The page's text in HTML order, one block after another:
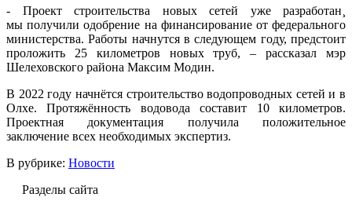
- Проект строительства новых сетей уже разработан¸
мы получили одобрение на финансирование от федерального
министерства. Работы начнутся в следующем году, предстоит
проложить 25 километров новых труб, – рассказал мэр
Шелеховского района Максим Модин.
В 2022 году начнётся строительство водопроводных сетей и в
Олхе. Протяжённость водовода составит 10 километров.
Проектная документация получила положительное
заключение всех необходимых экспертиз.
В рубрике: Новости
Разделы сайта